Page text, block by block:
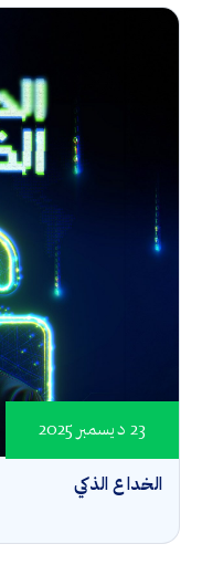
الخداع الذكي
23 ديسمبر 2025